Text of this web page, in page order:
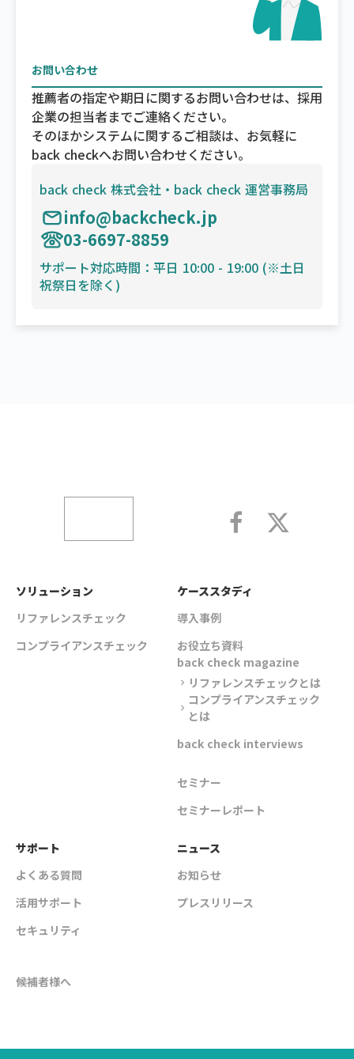
お問い合わせ
推薦者の指定や期日に関するお問い合わせは、採用
企業の担当者までご連絡ください。
そのほかシステムに関するご相談は、お気軽に
back checkへお問い合わせください。
back check 株式会社・back check 運営事務局
info@backcheck.jp
03-6697-8859
サポート対応時間：平日 10:00 - 19:00 (※土日
祝祭日を除く)
ソリューション
リファレンスチェック
コンプライアンスチェック
ケーススタディ
導入事例
お役立ち資料
back check magazine
chevron_right リファレンスチェックとは
chevron_right
コンプライアンスチェック
とは
back check interviews
セミナー
セミナーレポート
サポート
よくある質問
活用サポート
セキュリティ
ニュース
お知らせ
プレスリリース
候補者様へ